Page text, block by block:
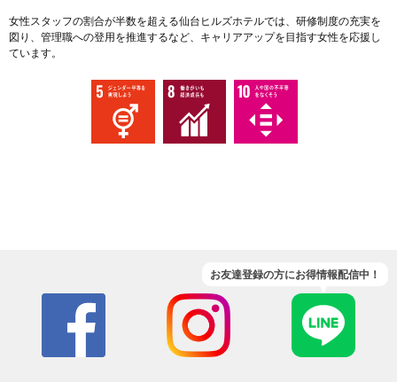
女性スタッフの割合が半数を超える仙台ヒルズホテルでは、研修制度の充実を
図り、管理職への登用を推進するなど、キャリアアップを目指す女性を応援し
ています。